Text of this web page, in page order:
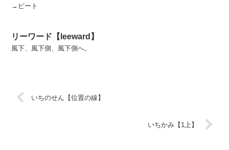
→ビート
リーワード【leeward】
風下、風下側、風下側へ。
いちのせん【位置の線】
いちかみ【1上】